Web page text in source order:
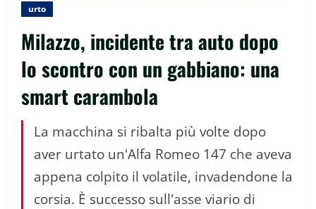
urto
Milazzo, incidente tra auto dopo
lo scontro con un gabbiano: una
smart carambola
La macchina si ribalta più volte dopo
aver urtato un'Alfa Romeo 147 che aveva
appena colpito il volatile, invadendone la
corsia. È successo sull'asse viario di